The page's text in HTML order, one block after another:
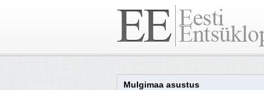
Mulgimaa asustus